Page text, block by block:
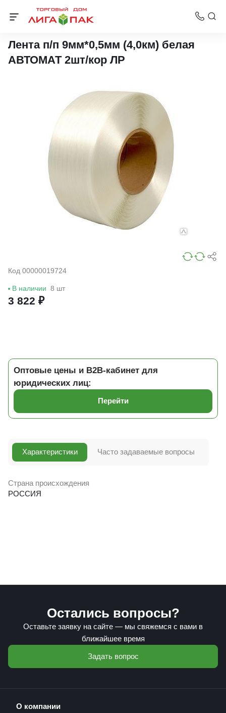
Стреппинг материалы и оборудование
Лента п/п 9мм*0,5мм (4,0км) белая
АВТОМАТ 2шт/кор ЛР
Код 00000019724
В наличии 8 шт
3 822 ₽
Оптовые цены и B2B-кабинет для
юридических лиц:
Перейти
Характеристики
Страна происхождения
РОССИЯ
Часто задаваемые вопросы
Остались вопросы?
Оставьте заявку на сайте — мы свяжемся с вами в
ближайшее время
Задать вопрос
О компании